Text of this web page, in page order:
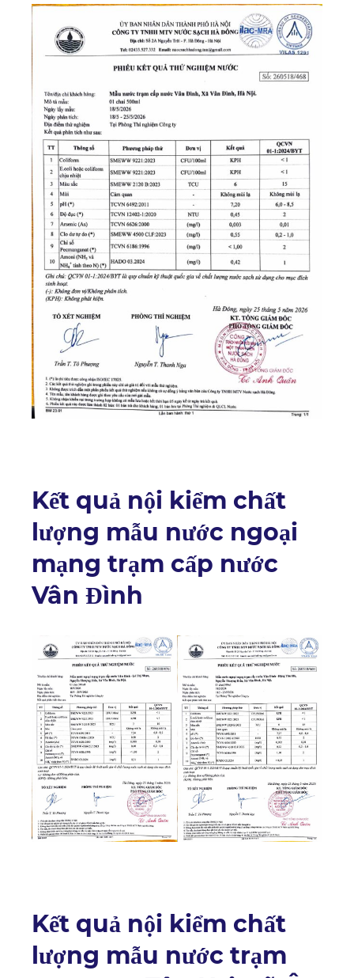
Kết quả nội kiểm chất
lượng mẫu nước ngoại
mạng trạm cấp nước
Vân Đình
Kết quả nội kiểm chất
lượng mẫu nước trạm